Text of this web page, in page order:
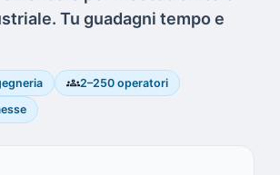
Tu guadagni tempo e
groups2–250 operatori